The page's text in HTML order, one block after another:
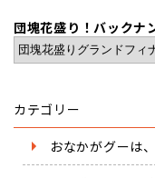
団塊花盛り！バックナ
カテゴリー
おなかがグーは